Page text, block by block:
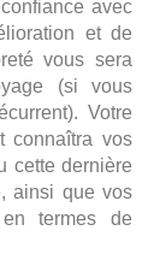
avec
et de
vous sera
(si vous
Votre
connaîtra vos
cette dernière
ainsi que vos
termes de